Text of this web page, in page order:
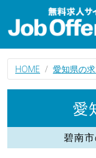
HOME 愛知県の
愛
碧南